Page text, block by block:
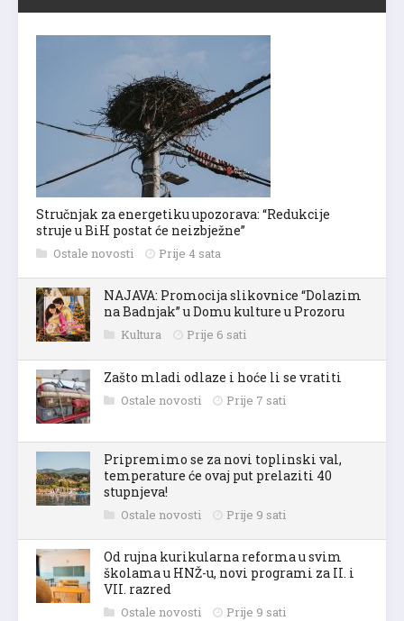
Stručnjak za energetiku upozorava: “Redukcije
struje u BiH postat će neizbježne”
Ostale novosti Prije 4 sata
NAJAVA: Promocija slikovnice “Dolazim
na Badnjak” u Domu kulture u Prozoru
Kultura Prije 6 sati
Zašto mladi odlaze i hoće li se vratiti
Ostale novosti Prije 7 sati
Pripremimo se za novi toplinski val,
temperature će ovaj put prelaziti 40
stupnjeva!
Ostale novosti Prije 9 sati
Od rujna kurikularna reforma u svim
školama u HNŽ-u, novi programi za II. i
VII. razred
Ostale novosti Prije 9 sati